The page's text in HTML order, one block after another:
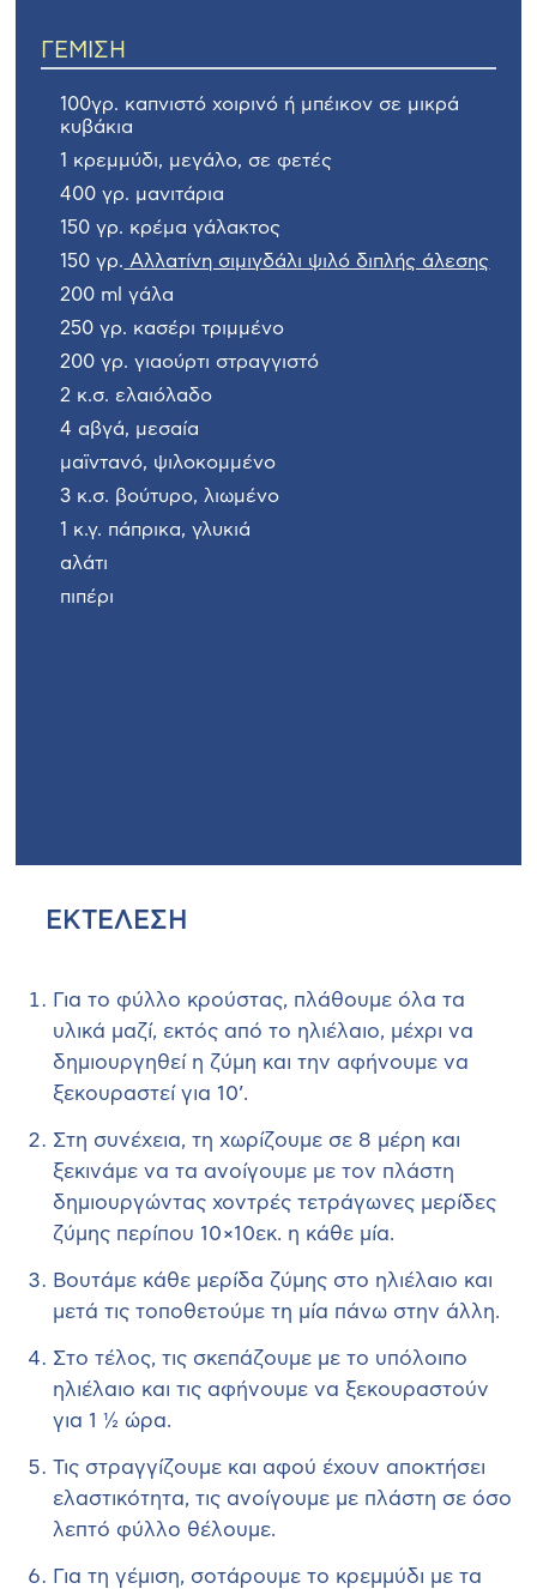
ΓEΜΙΣΗ
100γρ. καπνιστό χοιρινό ή μπέικον σε μικρά
κυβάκια
1 κρεμμύδι, μεγάλο, σε φετές
400 γρ. μανιτάρια
150 γρ. κρέμα γάλακτος
150 γρ. Αλλατίνη σιμιγδάλι ψιλό διπλής άλεσης
200 ml γάλα
250 γρ. κασέρι τριμμένο
200 γρ. γιαούρτι στραγγιστό
2 κ.σ. ελαιόλαδο
4 αβγά, μεσαία
μαϊντανό, ψιλοκομμένο
3 κ.σ. βούτυρο, λιωμένο
1 κ.γ. πάπρικα, γλυκιά
αλάτι
πιπέρι
ΕΚΤΕΛΕΣΗ
Για το φύλλο κρούστας, πλάθουμε όλα τα
υλικά μαζί, εκτός από το ηλιέλαιο, μέχρι να
δημιουργηθεί η ζύμη και την αφήνουμε να
ξεκουραστεί για 10’.
Στη συνέχεια, τη χωρίζουμε σε 8 μέρη και
ξεκινάμε να τα ανοίγουμε με τον πλάστη
δημιουργώντας χοντρές τετράγωνες μερίδες
ζύμης περίπου 10×10εκ. η κάθε μία.
Βουτάμε κάθε μερίδα ζύμης στο ηλιέλαιο και
μετά τις τοποθετούμε τη μία πάνω στην άλλη.
Στο τέλος, τις σκεπάζουμε με το υπόλοιπο
ηλιέλαιο και τις αφήνουμε να ξεκουραστούν
για 1 ½ ώρα.
Τις στραγγίζουμε και αφού έχουν αποκτήσει
ελαστικότητα, τις ανοίγουμε με πλάστη σε όσο
λεπτό φύλλο θέλουμε.
Για τη γέμιση, σοτάρουμε το κρεμμύδι με τα